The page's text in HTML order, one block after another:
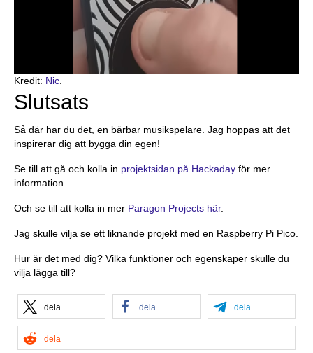
Kredit: Nic.
Slutsats
Så där har du det, en bärbar musikspelare. Jag hoppas att det
inspirerar dig att bygga din egen!
Se till att gå och kolla in projektsidan på Hackaday för mer
information.
Och se till att kolla in mer Paragon Projects här.
Jag skulle vilja se ett liknande projekt med en Raspberry Pi Pico.
Hur är det med dig? Vilka funktioner och egenskaper skulle du
vilja lägga till?
dela dela dela
dela